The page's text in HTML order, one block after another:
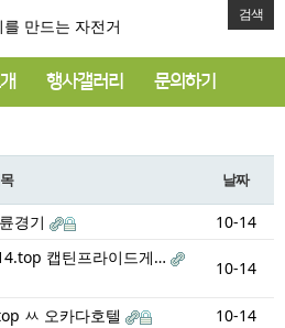
검색
행사갤러리 문의하기
날짜
경기
10-14
캡틴프라이드게…
10-14
ㅆ 오카다호텔
10-14